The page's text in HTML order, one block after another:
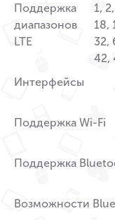
Поддержка
диапазонов
LTE
1,
18,
32,
42,
Интерфейсы
Поддержка Wi-Fi
Поддержка
Возможности